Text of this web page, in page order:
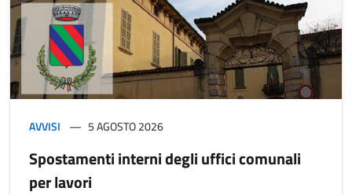
AVVISI 5 AGOSTO 2026
Spostamenti interni degli uffici comunali
per lavori